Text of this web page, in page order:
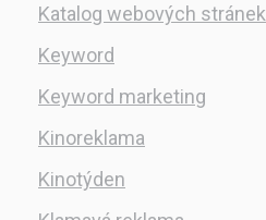
Katalog webových stránek
Keyword
Keyword marketing
Kinoreklama
Kinotýden